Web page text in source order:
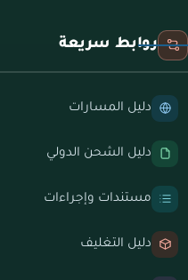
روابط سريعة
دليل المسارات
دليل الشحن الدولي
مستندات وإجراءات
دليل التغليف